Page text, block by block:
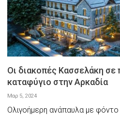
Οι διακοπές Κασσελάκη σε
καταφύγιο στην Αρκαδία
Μαρ 5, 2024
Ολιγοήμερη ανάπαυλα με φόντο